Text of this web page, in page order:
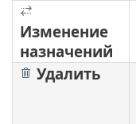
Изменение
назначений
Удалить